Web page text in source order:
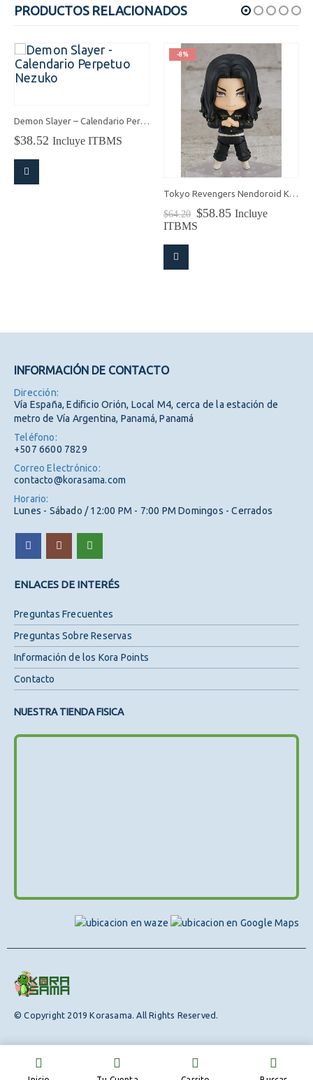
era:
es:
PRODUCTOS RELACIONADOS
Demon Slayer – Calendario Perpetuo Nezuko
$38.52 Incluye ITBMS
-8%
Tokyo Revengers Nendoroid Keisuke Baji
$64.20 El
precio
$58.85ElIncluye
ITBMS
INFORMACIÓN DE CONTACTO
Dirección:
Vía España, Edificio Orión, Local M4, cerca de la estación de
metro de Vía Argentina, Panamá, Panamá
Teléfono:
+507 6600 7829
Correo Electrónico:
contacto@korasama.com
Horario:
Lunes - Sábado / 12:00 PM - 7:00 PM Domingos - Cerrados
ENLACES DE INTERÉS
Preguntas Frecuentes
Preguntas Sobre Reservas
Información de los Kora Points
Contacto
NUESTRA TIENDA FISICA
© Copyright 2019 Korasama. All Rights Reserved.